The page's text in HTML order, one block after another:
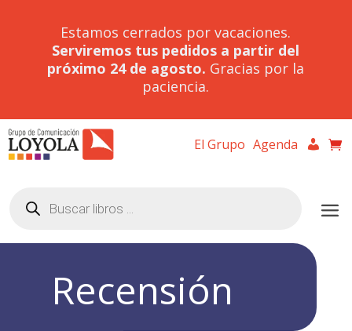
Estamos cerrados por vacaciones.
Serviremos tus pedidos a partir del
próximo 24 de agosto. Gracias por la
paciencia.
El Grupo Agenda
productos
Recensión